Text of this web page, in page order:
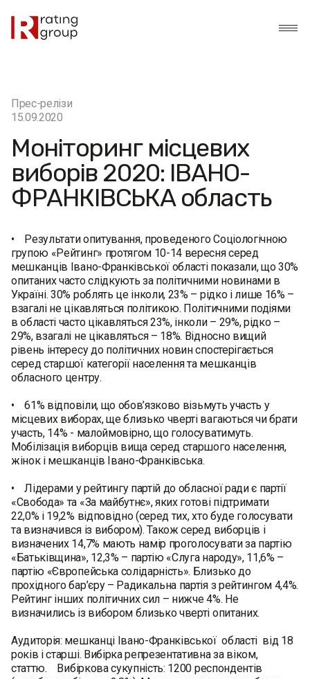
Прес-релізи
15.09.2020
Моніторинг місцевих
виборів 2020: ІВАНО-
ФРАНКІВСЬКА область
• Результати опитування, проведеного Соціологічною
групою «Рейтинг» протягом 10-14 вересня серед
мешканців Івано-Франківської області показали, що 30%
опитаних часто слідкують за політичними новинами в
Україні. 30% роблять це інколи, 23% – рідко і лише 16% –
взагалі не цікавляться політикою. Політичними подіями
в області часто цікавляться 23%, інколи – 29%, рідко –
29%, взагалі не цікавляться – 18%. Відносно вищий
рівень інтересу до політичних новин спостерігається
серед старшої категорії населення та мешканців
обласного центру.
• 61% відповіли, що обов’язково візьмуть участь у
місцевих виборах, ще близько чверті вагаються чи брати
участь, 14% - малоймовірно, що голосуватимуть.
Мобілізація виборців вища серед старшого населення,
жінок і мешканців Івано-Франківська.
• Лідерами у рейтингу партій до обласної ради є партії
«Свобода» та «За майбутнє», яких готові підтримати
22,0% і 19,2% відповідно (серед тих, хто буде голосувати
та визначився із вибором). Також серед виборців і
визначених 14,7% мають намір проголосувати за партію
«Батьківщина», 12,3% – партію «Слуга народу», 11,6% –
партію «Європейська солідарність». Близько до
прохідного бар’єру – Радикальна партія з рейтингом 4,4%.
Рейтинг інших політичних сил – нижче 4%. Не
визначились із вибором близько чверті опитаних.
Аудиторія: мешканці Івано-Франківської області від 18
років і старші. Вибірка репрезентативна за віком,
статтю. Вибіркова сукупність: 1200 респондентів